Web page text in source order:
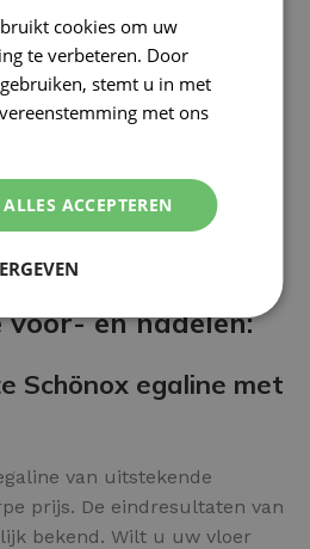
als vloer
en nadelen:
Schönox egaline met
van uitstekende
prijs. De eindresultaten van
bekend. Wilt u uw vloer
cookies om uw
te verbeteren. Door
stemt u in met
met ons
ALLES ACCEPTEREN